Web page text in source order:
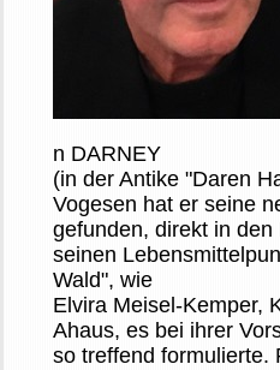
n DARNEY
(in der Antike "Daren
Vogesen hat er seine
gefunden, direkt in
seinen
Wald", wie
Elvira Meisel-Kemper,
Ahaus, es bei ihrer
so treffend formulierte.